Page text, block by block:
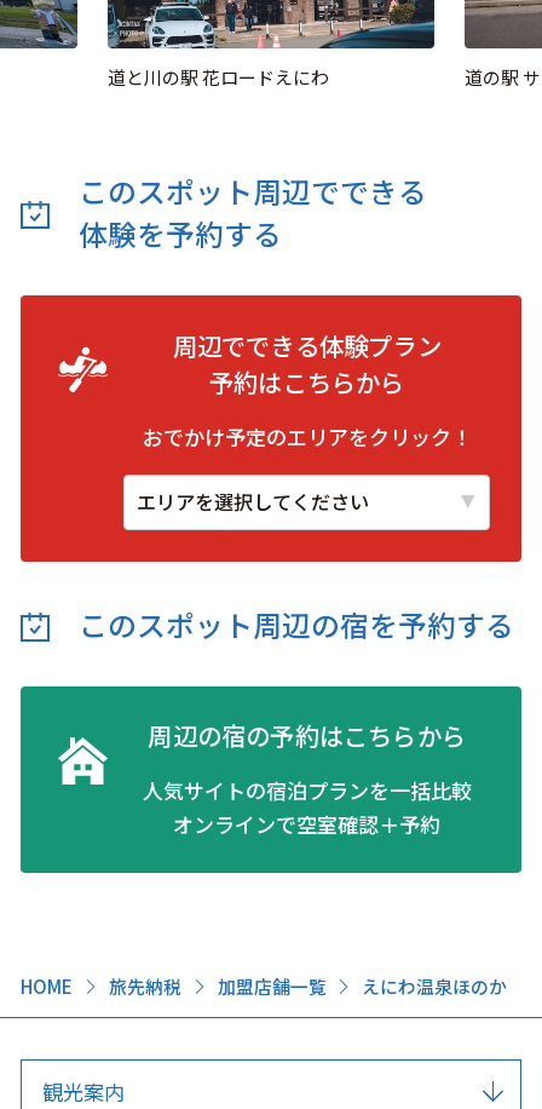
HOME 旅先納税 加盟店舗一覧 えにわ温泉ほのか
道と川の駅 花ロードえにわ 道の駅
このスポット周辺でできる
体験を予約する
周辺でできる体験プラン
予約はこちらから
おでかけ予定のエリアをクリック！
このスポット周辺の宿を予約する
周辺の宿の予約はこちらから
人気サイトの宿泊プランを一括比較
オンラインで空室確認＋予約
観光案内